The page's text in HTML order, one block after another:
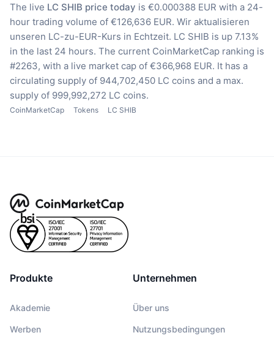
The live LC SHIB price today is €0.000388 EUR with a 24-
hour trading volume of €126,636 EUR. Wir aktualisieren
unseren LC-zu-EUR-Kurs in Echtzeit. LC SHIB is up 7.13%
in the last 24 hours. The current CoinMarketCap ranking is
#2263, with a live market cap of €366,968 EUR. It has a
circulating supply of 944,702,450 LC coins and a max.
supply of 999,992,272 LC coins.
CoinMarketCap Tokens LC SHIB
Produkte
Akademie
Werben
Unternehmen
Über uns
Nutzungsbedingungen